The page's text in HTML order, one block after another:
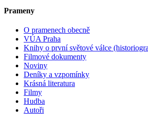
Prameny
O pramenech obecně
VÚA Praha
Knihy o první světové válce
Filmové dokumenty
Noviny
Deníky a vzpomínky
Krásná literatura
Filmy
Hudba
Autoři